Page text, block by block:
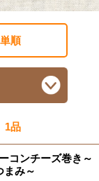
順
1品
コンチーズ巻き～
まみ～